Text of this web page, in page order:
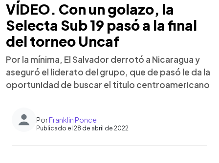
VÍDEO. Con un golazo, la
Selecta Sub 19 pasó a la final
del torneo Uncaf
Por la mínima, El Salvador derrotó a Nicaragua y
aseguró el liderato del grupo, que de pasó le da la
oportunidad de buscar el título centroamericano
PorFranklin Ponce
Publicado el 28 de abril de 2022